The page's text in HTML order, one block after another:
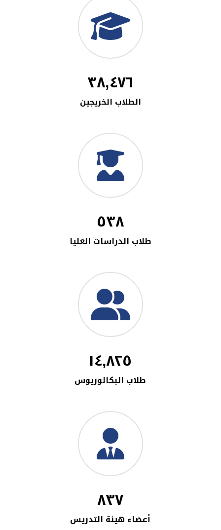
٣٨,٤٧٦
الطلاب الخريجين
٥٣٨
طلاب الدراسات العليا
١٤,٨٢٥
طلاب البكالوريوس
٨٣٧
أعضاء هيئة التدريس